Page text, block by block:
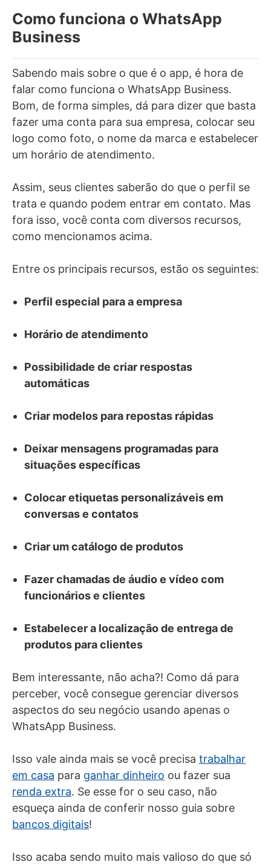
Como funciona o WhatsApp
Business
Sabendo mais sobre o que é o app, é hora de
falar como funciona o WhatsApp Business.
Bom, de forma simples, dá para dizer que basta
fazer uma conta para sua empresa, colocar seu
logo como foto, o nome da marca e estabelecer
um horário de atendimento.
Assim, seus clientes saberão do que o perfil se
trata e quando podem entrar em contato. Mas
fora isso, você conta com diversos recursos,
como mencionamos acima.
Entre os principais recursos, estão os seguintes:
Perfil especial para a empresa
Horário de atendimento
Possibilidade de criar respostas
automáticas
Criar modelos para repostas rápidas
Deixar mensagens programadas para
situações específicas
Colocar etiquetas personalizáveis em
conversas e contatos
Criar um catálogo de produtos
Fazer chamadas de áudio e vídeo com
funcionários e clientes
Estabelecer a localização de entrega de
produtos para clientes
Bem interessante, não acha?! Como dá para
perceber, você consegue gerenciar diversos
aspectos do seu negócio usando apenas o
WhatsApp Business.
Isso vale ainda mais se você precisa trabalhar
em casa para ganhar dinheiro ou fazer sua
renda extra. Se esse for o seu caso, não
esqueça ainda de conferir nosso guia sobre
bancos digitais!
Isso acaba sendo muito mais valioso do que só